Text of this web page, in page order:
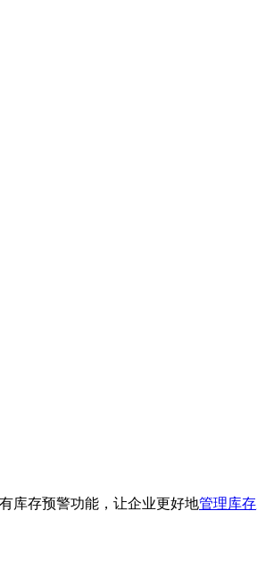
库存预警功能，让企业更好地管理库存